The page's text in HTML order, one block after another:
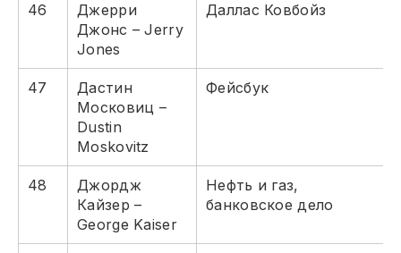
46
Джерри
Джонс – Jerry
Jones
Даллас Ковбойз
47
Дастин
Московиц –
Dustin
Moskovitz
Фейсбук
48
Джордж
Кайзер –
George Kaiser
Нефть и газ,
банковское дело